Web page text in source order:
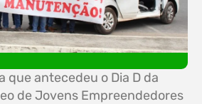
que antecedeu o Dia D da
de Jovens Empreendedores